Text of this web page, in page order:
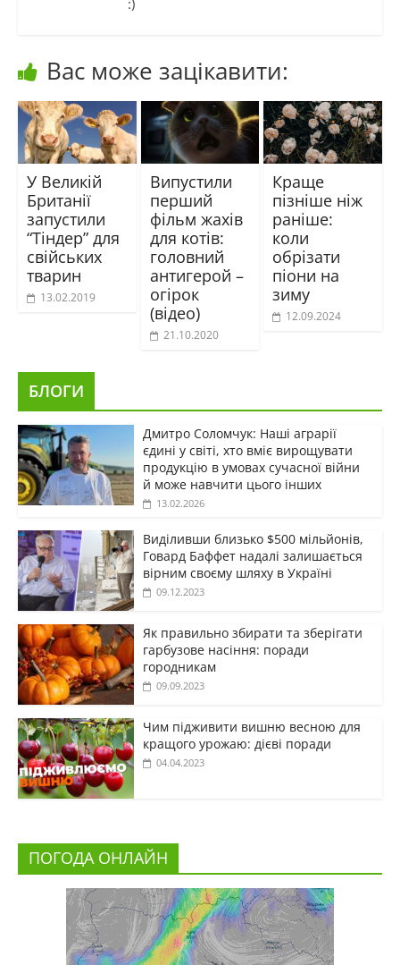
:)
Вас може зацікавити:
У Великій
Британії
запустили
“Тіндер” для
свійських
тварин
13.02.2019
Випустили
перший
фільм жахів
для котів:
головний
антигерой –
огірок
(відео)
21.10.2020
Краще
пізніше ніж
раніше:
коли
обрізати
піони на
зиму
12.09.2024
БЛОГИ
Дмитро Соломчук: Наші аграрії
єдині у світі, хто вміє вирощувати
продукцію в умовах сучасної війни
й може навчити цього інших
13.02.2026
Виділивши близько $500 мільйонів,
Говард Баффет надалі залишається
вірним своєму шляху в Україні
09.12.2023
Як правильно збирати та зберігати
гарбузове насіння: поради
городникам
09.09.2023
Чим підживити вишню весною для
кращого урожаю: дієві поради
04.04.2023
ПОГОДА ОНЛАЙН